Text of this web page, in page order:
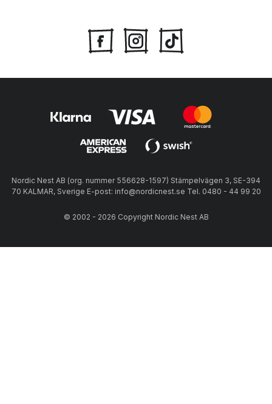
Nordic Nest AB (org. nummer 556628-1597) Stämpelvägen 3, SE-394
70 KALMAR, Sverige E-post: info@nordicnest.se Tel. 0480 - 44 99 20
© 2002 - 2026 Copyright Nordic Nest AB